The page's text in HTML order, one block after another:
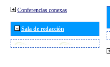
Conferencias conexas
Sala de redacción